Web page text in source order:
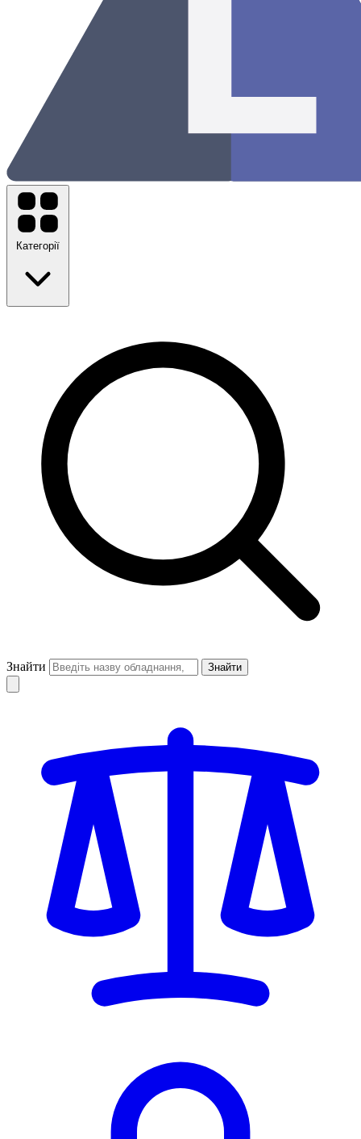
Категорії
Знайти Знайти